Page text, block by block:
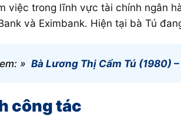
việc trong lĩnh vực tài chính ngân
và Eximbank. Hiện tại bà Tú
» Bà Lương Thị Cẩm Tú (1980)
công tác